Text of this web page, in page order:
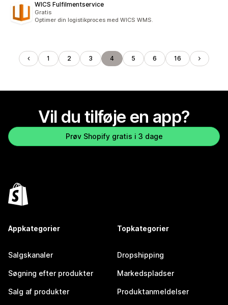
WICS Fulfilmentservice
Gratis
Optimer din logistikproces med WICS WMS.
1 2 3 4 5 6 16
Vil du tilføje en app?
Prøv Shopify gratis i 3 dage
Appkategorier
Salgskanaler
Søgning efter produkter
Salg af produkter
Topkategorier
Dropshipping
Markedspladser
Produktanmeldelser